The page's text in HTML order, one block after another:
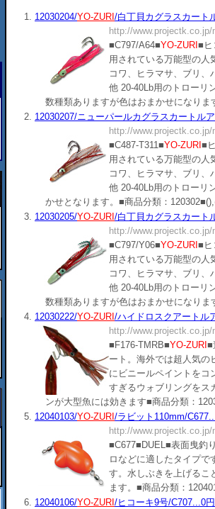
1. 12030204/YO-ZURI /白丁貝カグラスカート
http://
■C797/A64■YO-ZURI ■ヒ
用されている万能型の人
コワ、ヒラマサ、ブリ、
他 20-40Lb用のトローリ
数種類ありますが色はおまかせになり
2. 12030207/ニューパールカグラスカートル
http://
■C487-T311■YO-ZURI ■
用されている万能型の人
コワ、ヒラマサ、ブリ、
他 20-40Lb用のトローリ
かせとなります。■商品分類：
3. 12030205/YO-ZURI /白丁貝カグラスカート
http://
■C797/Y06■YO-ZURI ■ヒ
用されている万能型の人
コワ、ヒラマサ、ブリ、
他 20-40Lb用のトローリ
数種類ありますが色はおまかせになり
4. 12030222/YO-ZURI /ハイドロスクアートル
http://
■F176-TMRB■YO-ZURI ■
ート。海外では超人気の
にビニールペイントをコ
すぎるウォブリングをス
ンが大型魚には効きます■商品分類：
5. 12040103/YO-ZURI /ラビット110mm/
http://
■C677■DUEL■表面曳釣
ロなどに適したタイプで
す。水しぶきを上げるこ
ます。■商品分類：
6. 12040106/YO-ZURI /ヒコーキ9号/C707...0円